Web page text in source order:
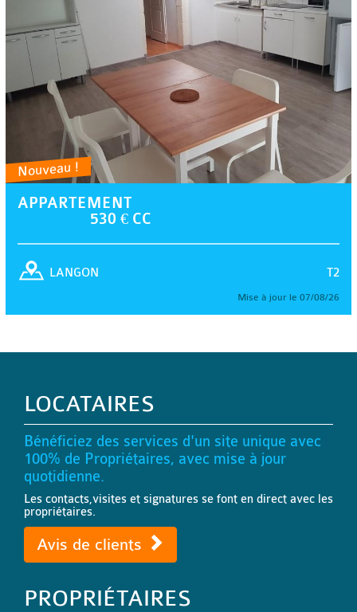
Nouveau !
APPARTEMENT
530 € CC
T2
LANGON
Mise à jour le 07/08/26
LOCATAIRES
Bénéficiez des services d'un site unique avec
100% de Propriétaires, avec mise à jour
quotidienne.
Les contacts,visites et signatures se font en direct avec les
propriétaires.
Avis de clients
PROPRIÉTAIRES